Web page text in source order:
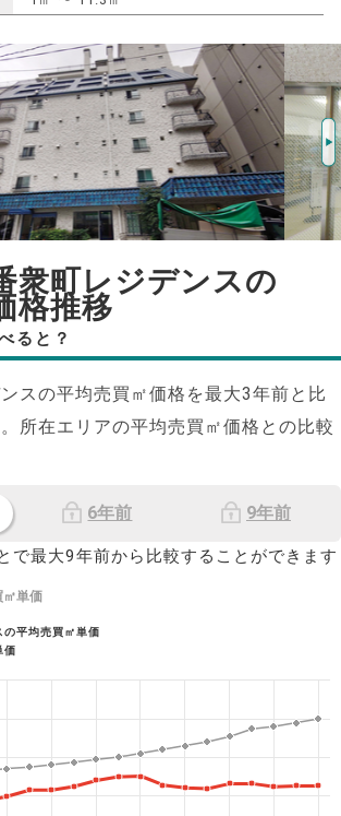
衆町レジデンスの
格推移
ると？
スの平均売買㎡価格を最大3年前と比
所在エリアの平均売買㎡価格との比較
6年前 9年前
で最大9年前から比較することができます
㎡単価
の平均売買㎡単価
価